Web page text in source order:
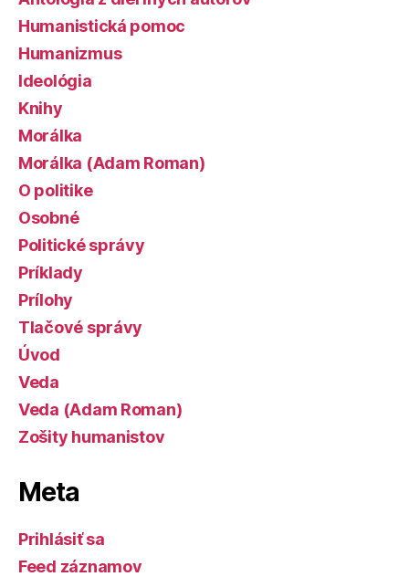
Humanistická pomoc
Humanizmus
Ideológia
Knihy
Morálka
Morálka (Adam Roman)
O politike
Osobné
Politické správy
Príklady
Prílohy
Tlačové správy
Úvod
Veda
Veda (Adam Roman)
Zošity humanistov
Meta
Prihlásiť sa
Feed záznamov